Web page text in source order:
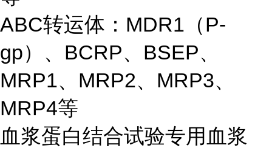
ABC转运体：MDR1（P-
gp）、BCRP、BSEP、
MRP1、MRP2、MRP3、
MRP4等
血浆蛋白结合试验专用血浆